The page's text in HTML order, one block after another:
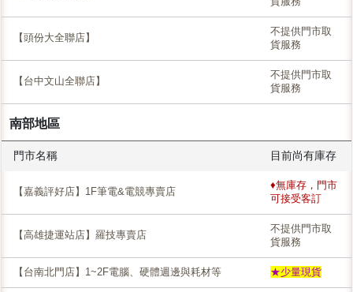
【頭份大全聯店】
不提供門市取
貨服務
【台中文山全聯店】
不提供門市取
貨服務
南部地區
門市名稱 目前尚有庫存
【嘉義評好店】1F筆電&電競專賣店
♦無庫存，門市
可接受客訂
【高雄捷運站店】羅技專賣店
不提供門市取
貨服務
【台南北門店】1~2F電腦、硬體週邊與耗材等 ★少量現貨